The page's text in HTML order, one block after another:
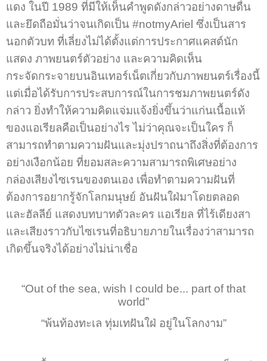
แดง ในปี 1989 ที่มีให้เห็นคำพูดดังกล่าวอย่างดาษดื่น
และยึดถือมั่นว่าจนเกิดเป็น #notmyAriel ซึ่งเป็นสาร
นอกตัวบท ที่เลี่ยงไม่ได้ตั้งแต่การประกาศแคสต์นัก
แสดง ภาพยนตร์ตัวอย่าง และความคิดเห็น
กระจัดกระจายบนอินเทอร์เน็ตเกี่ยวกับภาพยนตร์เรื่องนี้
แต่เมื่อได้รับการประสบการณ์ในการชมภาพยนตร์ดัง
กล่าว ยิ่งทำให้ความคิดแจ่มแจ้งยิ่งขึ้นว่าแก่นเนื้อแท้
ของแอเรียลคือเป็นอย่างไร ไม่ว่าคุณจะเป็นใคร ก็
สามารถทำตามความฝันและมุ่งปราถนาถึงสิ่งที่ต้องการ
อย่างเงือกน้อย ที่ยอมสละความสามารถพิเศษอย่าง
กล่องเสียงไซเรนของตนเอง เพื่อทำตามความฝันที่
ต้องการอยากรู้จักโลกมนุษย์ อันฝันใฝ่มาโดยตลอด
และฮัลลีย์ แสดงบทบาทตัวละคร แอเรียล ที่ไร้เดียงสา
และเสียงราวกับไซเรนที่อธิบายภายในเรื่องว่าสามารถ
เกิดขึ้นจริงได้อย่างไม่น่าเชื่อ
“Out of the sea, wish I could be... part of that
world”
“พ้นท้องทะเล ทุ่มเทฝันใฝ่ อยู่ในโลกงาม”